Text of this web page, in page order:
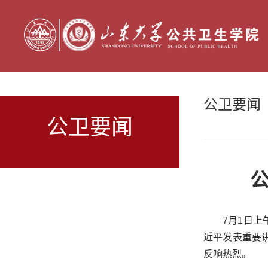
公卫要闻
公卫要闻
7月1日上
近平发表重要
反响热烈。